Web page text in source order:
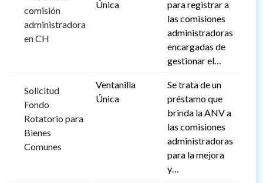
comisión
administradora
en CH
Única
para registrar a
las comisiones
administradoras
encargadas de
gestionar el…
Solicitud
Fondo
Rotatorio para
Bienes
Comunes
Ventanilla
Única
Se trata de un
préstamo que
brinda la ANV a
las comisiones
administradoras
para la mejora
y…